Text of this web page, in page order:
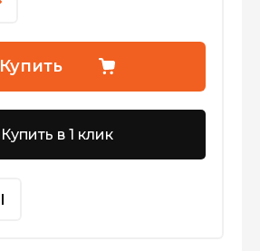
Купить
Купить в 1 клик